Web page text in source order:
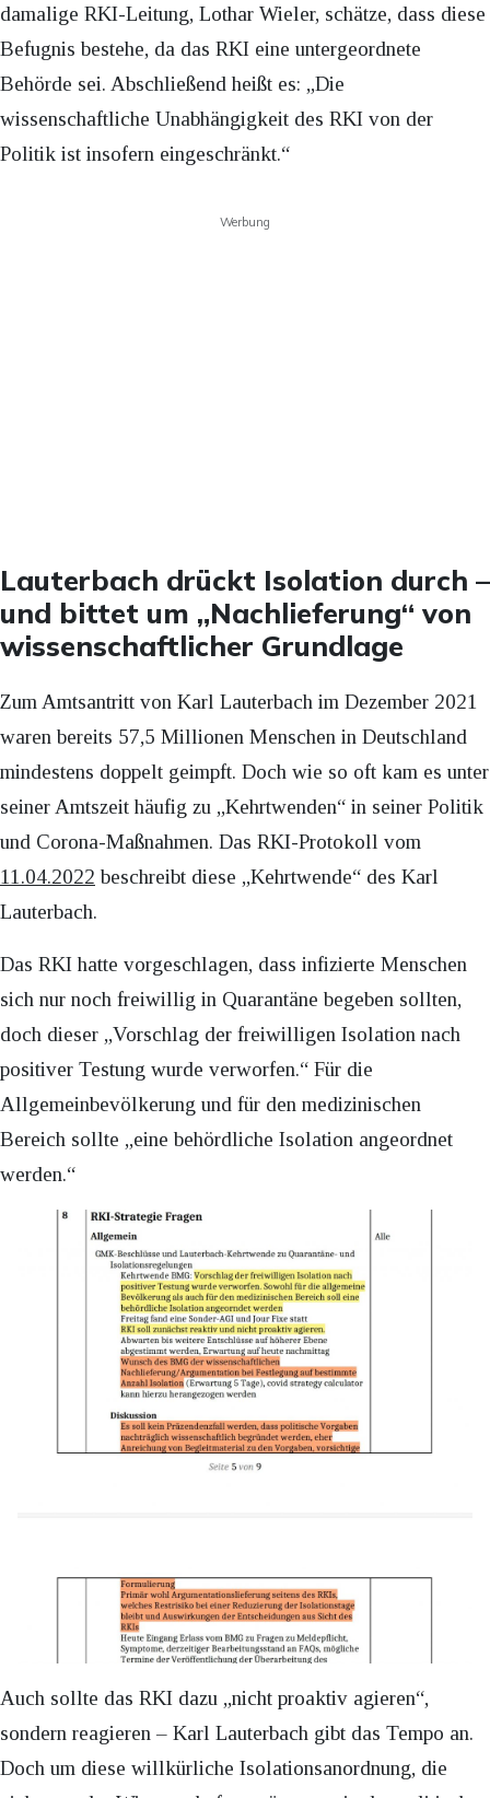
damalige RKI-Leitung, Lothar Wieler, schätze, dass diese
Befugnis bestehe, da das RKI eine untergeordnete
Behörde sei. Abschließend heißt es: „Die
wissenschaftliche Unabhängigkeit des RKI von der
Politik ist insofern eingeschränkt.“
Werbung
Lauterbach drückt Isolation durch –
und bittet um „Nachlieferung“ von
wissenschaftlicher Grundlage
Zum Amtsantritt von Karl Lauterbach im Dezember 2021
waren bereits 57,5 Millionen Menschen in Deutschland
mindestens doppelt geimpft. Doch wie so oft kam es unter
seiner Amtszeit häufig zu „Kehrtwenden“ in seiner Politik
und Corona-Maßnahmen. Das RKI-Protokoll vom
11.04.2022 beschreibt diese „Kehrtwende“ des Karl
Lauterbach.
Das RKI hatte vorgeschlagen, dass infizierte Menschen
sich nur noch freiwillig in Quarantäne begeben sollten,
doch dieser „Vorschlag der freiwilligen Isolation nach
positiver Testung wurde verworfen.“ Für die
Allgemeinbevölkerung und für den medizinischen
Bereich sollte „eine behördliche Isolation angeordnet
werden.“
Auch sollte das RKI dazu „nicht proaktiv agieren“,
sondern reagieren – Karl Lauterbach gibt das Tempo an.
Doch um diese willkürliche Isolationsanordnung, die